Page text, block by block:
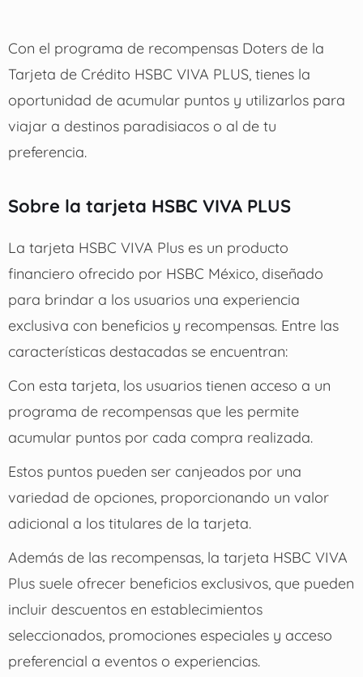
Con el programa de recompensas Doters de la
Tarjeta de Crédito HSBC VIVA PLUS, tienes la
oportunidad de acumular puntos y utilizarlos para
viajar a destinos paradisiacos o al de tu
preferencia.
Sobre la tarjeta HSBC VIVA PLUS
La tarjeta HSBC VIVA Plus es un producto
financiero ofrecido por HSBC México, diseñado
para brindar a los usuarios una experiencia
exclusiva con beneficios y recompensas. Entre las
características destacadas se encuentran:
Con esta tarjeta, los usuarios tienen acceso a un
programa de recompensas que les permite
acumular puntos por cada compra realizada.
Estos puntos pueden ser canjeados por una
variedad de opciones, proporcionando un valor
adicional a los titulares de la tarjeta.
Además de las recompensas, la tarjeta HSBC VIVA
Plus suele ofrecer beneficios exclusivos, que pueden
incluir descuentos en establecimientos
seleccionados, promociones especiales y acceso
preferencial a eventos o experiencias.